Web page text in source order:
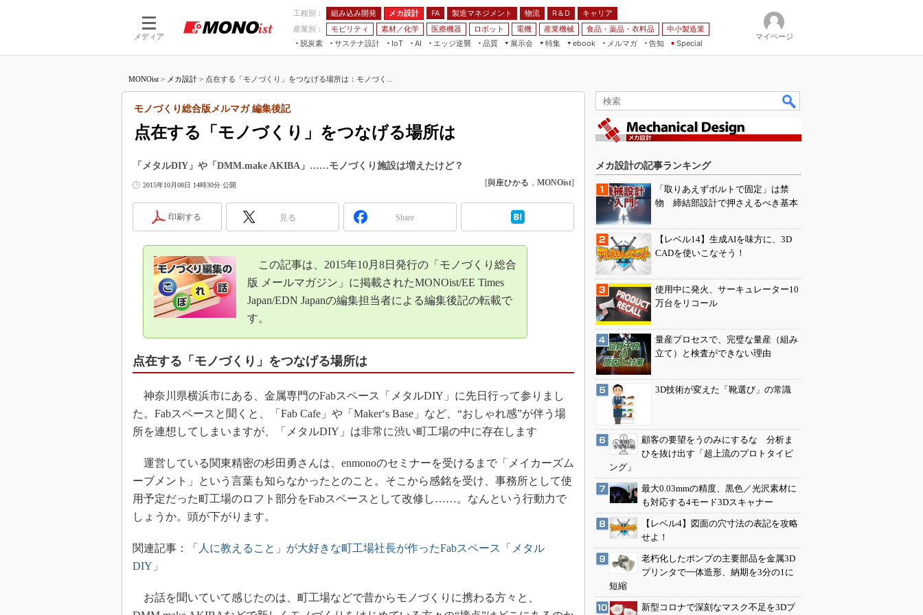
メディア
工程別： 組み込み開発 メカ設計 FA 製造マネジメント 物流 R＆D
キャリア
産業別：
モビリティ 素材／化学 医療機器 ロボット 電機 産業機械 食品・薬品・衣料品
中小製造業
脱炭素
サステナ設計
IoT
つながる工場
つながるサービス
AI
AI×設備保全
Physical AI
エッジ逆襲 品質
展示会
JIMTOF
IIFES
ジャパンモビリティショー
人テク展
EdgeTech+
日本ものづくりワールド
AUTOMOTIVE WORLD
特集
VR／AR
フィールドサービス
FPGA
組み込みモデリング
Windows Embedded
車載ソフト開発
ISO26262
無償設計ツール
インダストリー4.0
イノベーション
製造業ビッグデータ
メイドインジャパン
植物工場
知財マネジメント
海外生産
制御セキュリティ
ebook
FA
モビリティ
素材／化学
メルマガ
告知 Special
マイページ
MONOist > メカ設計 > 点在する「モノづくり」をつなげる場所は：モノづく...
点在する「モノづくり」をつなげる場所は
モノづくり総合版メルマガ 編集後記
「メタルDIY」や「DMM.make AKIBA」……モノづくり施設は増えたけど？
2015年10月08日 14時30分 公開 [與座ひかる ， MONOist]
印刷する 見る Share
この記事は、2015年10月8日発行の「モノづくり総合
版 メールマガジン」に掲載されたMONOist/EE Times
Japan/EDN Japanの編集担当者による編集後記の転載で
す。
点在する「モノづくり」をつなげる場所は
神奈川県横浜市にある、金属専門のFabスペース「メタルDIY」に先日行って参りまし
た。Fabスペースと聞くと、「Fab Cafe」や「Maker‘s Base」など、“おしゃれ感”が伴う場
所を連想してしまいますが、「メタルDIY」は非常に渋い町工場の中に存在します
運営している関東精密の杉田勇さんは、enmonoのセミナーを受けるまで「メイカーズム
ーブメント」という言葉も知らなかったとのこと。そこから感銘を受け、事務所として使
用予定だった町工場のロフト部分をFabスペースとして改修し……。なんという行動力で
しょうか。頭が下がります。
関連記事：
「人に教えること」が大好きな町工場社長が作ったFabスペース「メタル
DIY」
お話を聞いていて感じたのは、町工場などで昔からモノづくりに携わる方々と、
メカ設計の記事ランキング
「取りあえずボルトで固定」は禁
物 締結部設計で押さえるべき基本
【レベル14】生成AIを味方に、3D
CADを使いこなそう！
使用中に発火、サーキュレーター10
万台をリコール
量産プロセスで、完璧な量産（組み
立て）と検査ができない理由
3D技術が変えた「靴選び」の常識
顧客の要望をうのみにするな 分析ま
ひを抜け出す「超上流のプロトタイピ
ング」
最大0.03mmの精度、黒色／光沢素材に
も対応する4モード3Dスキャナー
【レベル4】図面の穴寸法の表記を攻略
せよ！
老朽化したポンプの主要部品を金属3D
プリンタで一体造形、納期を3分の1に
短縮
新型コロナで深刻なマスク不足を3Dプ